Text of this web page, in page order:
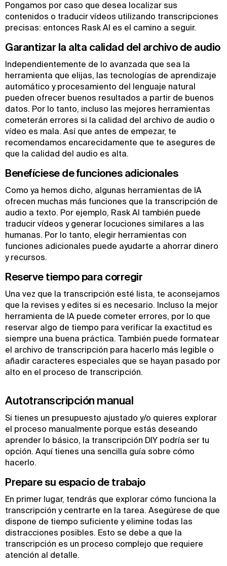
Pongamos por caso que desea localizar sus
contenidos o traducir vídeos utilizando transcripciones
precisas: entonces Rask AI es el camino a seguir.
Garantizar la alta calidad del archivo de audio
Independientemente de lo avanzada que sea la
herramienta que elijas, las tecnologías de aprendizaje
automático y procesamiento del lenguaje natural
pueden ofrecer buenos resultados a partir de buenos
datos. Por lo tanto, incluso las mejores herramientas
cometerán errores si la calidad del archivo de audio o
vídeo es mala. Así que antes de empezar, te
recomendamos encarecidamente que te asegures de
que la calidad del audio es alta.
Benefíciese de funciones adicionales
Como ya hemos dicho, algunas herramientas de IA
ofrecen muchas más funciones que la transcripción de
audio a texto. Por ejemplo, Rask AI también puede
traducir vídeos y generar locuciones similares a las
humanas. Por lo tanto, elegir herramientas con
funciones adicionales puede ayudarte a ahorrar dinero
y recursos.
Reserve tiempo para corregir
Una vez que la transcripción esté lista, te aconsejamos
que la revises y edites si es necesario. Incluso la mejor
herramienta de IA puede cometer errores, por lo que
reservar algo de tiempo para verificar la exactitud es
siempre una buena práctica. También puede formatear
el archivo de transcripción para hacerlo más legible o
añadir caracteres especiales que se hayan pasado por
alto en el proceso de transcripción.
Autotranscripción manual
Si tienes un presupuesto ajustado y/o quieres explorar
el proceso manualmente porque estás deseando
aprender lo básico, la transcripción DIY podría ser tu
opción. Aquí tienes una sencilla guía sobre cómo
hacerlo.
Prepare su espacio de trabajo
En primer lugar, tendrás que explorar cómo funciona la
transcripción y centrarte en la tarea. Asegúrese de que
dispone de tiempo suficiente y elimine todas las
distracciones posibles. Esto se debe a que la
transcripción es un proceso complejo que requiere
atención al detalle.